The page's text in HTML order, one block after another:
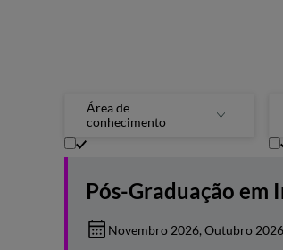
Área de
conhecimento
Design e Artes Visuais
Tecnologias e Engenharia
Pós-Graduação
Novembro 2026, Outubro 2026